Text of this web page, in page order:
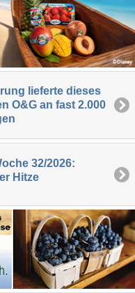
lieferte dieses
O&G an fast 2.000
32/2026:
Hitze